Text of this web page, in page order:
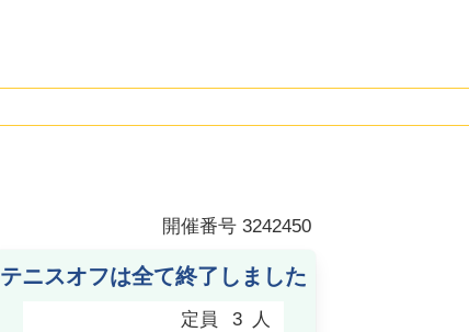
開催番号 3242450
テニスオフは全て終了しました
定員 3
人